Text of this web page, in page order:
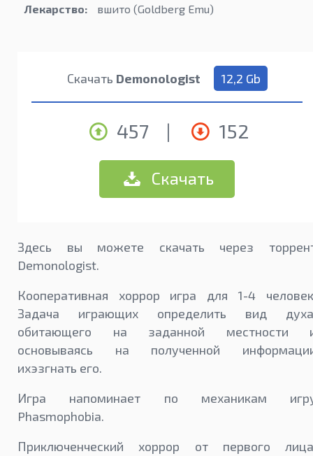
Лекарство: вшито (Goldberg Emu)
Скачать Demonologist 12,2 Gb
457 | 152
Скачать
Здесь вы можете скачать через
Demonologist.
Кооперативная хоррор игра для 1-4
Задача играющих определить вид
обитающего на заданной местности
основываясь на полученной
ихэзгнать его.
Игра напоминает по механикам
Phasmophobia.
Приключенческий хоррор от первого